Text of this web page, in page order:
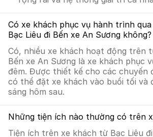
Có xe khách phục vụ hành trình
Bạc Liêu đi Bến xe An Sương không?
Có, nhiều xe khách hoạt động trên
Bến xe An Sương là xe khách phục
đêm. Được thiết kế cho các chuyến
có thể đặt xe khách vào buổi tối và
sáng hôm sau.
Những tiện ích nào thường có trên
Tiện ích trên xe khách từ Bạc Liêu